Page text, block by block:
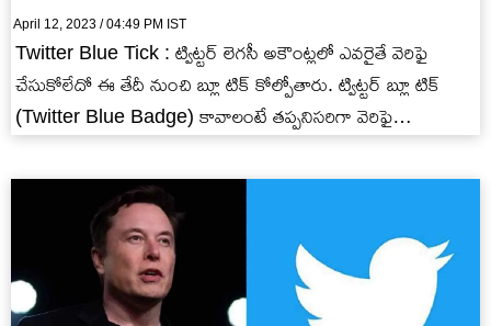
April 12, 2023 / 04:49 PM IST
Twitter Blue Tick : ట్విట్టర్ లెగసీ అకౌంట్లలో ఎవరైతే వెరిఫై
చేసుకోలేదో ఈ తేదీ నుంచి బ్లూ టిక్ కోల్పోతారు. ట్విట్టర్ బ్లూ టిక్
(Twitter Blue Badge) కావాలంటే తప్పనిసరిగా వెరిఫై…